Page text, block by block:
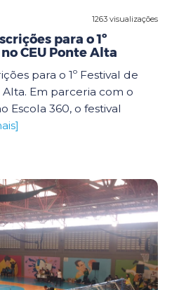
1263 visualizações
para o 1º
CEU Ponte Alta
para o 1º Festival de
Em parceria com o
Escola 360, o festival